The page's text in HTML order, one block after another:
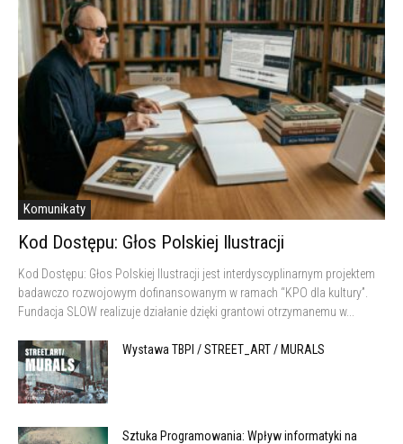
Komunikaty
Kod Dostępu: Głos Polskiej Ilustracji
Kod Dostępu: Głos Polskiej Ilustracji jest interdyscyplinarnym projektem
badawczo rozwojowym dofinansowanym w ramach “KPO dla kultury”.
Fundacja SLOW realizuje działanie dzięki grantowi otrzymanemu w...
Wystawa TBPI / STREET_ART / MURALS
Sztuka Programowania: Wpływ informatyki na